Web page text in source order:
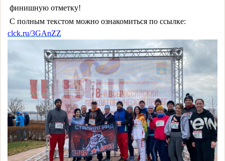
финишную отметку!
С полным текстом можно ознакомиться по ссылке:
clck.ru/3GAnZZ